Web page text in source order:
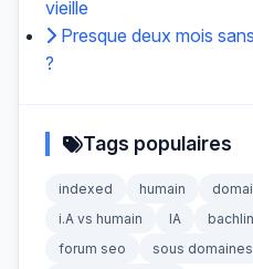
vieille
Presque deux mois
?
Tags populaires
indexed humain
i.A vs humain
IA
forum seo
sous domaines